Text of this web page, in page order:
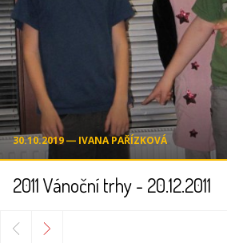
30.10.2019 ― IVANA PAŘÍZKOVÁ
2011 Vánoční trhy - 20.12.2011